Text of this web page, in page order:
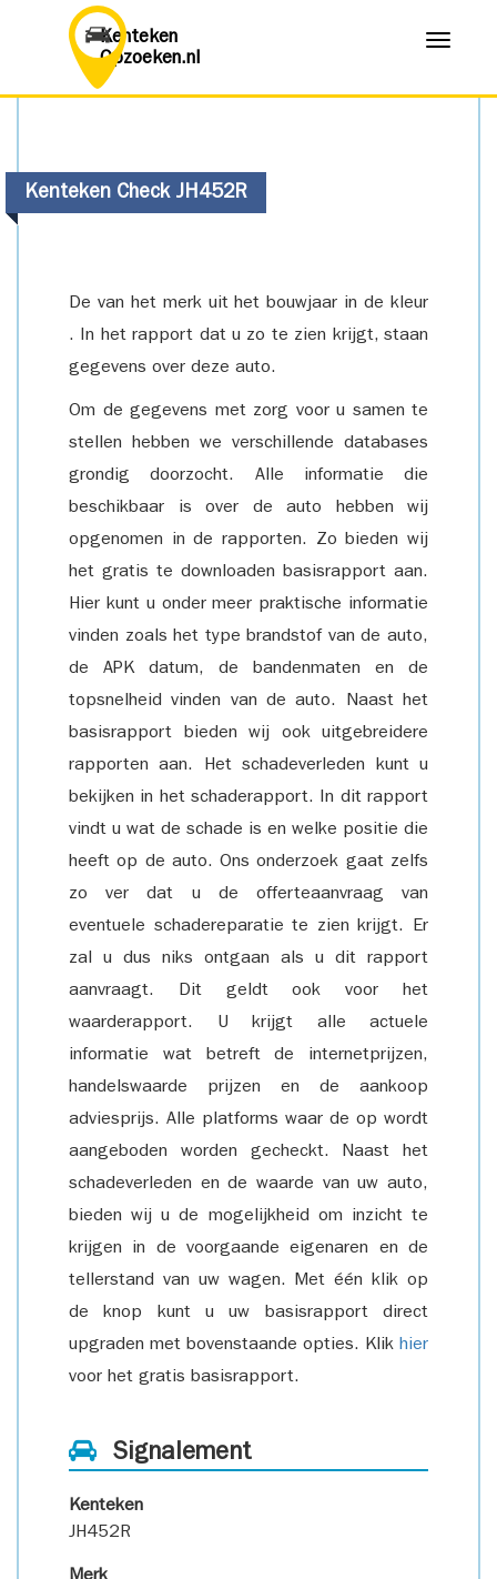
Kenteken
Opzoeken.nl
Menu
Kenteken Check JH452R
De van het merk uit het bouwjaar in de kleur
. In het rapport dat u zo te zien krijgt, staan
gegevens over deze auto.
Om de gegevens met zorg voor u samen te
stellen hebben we verschillende databases
grondig doorzocht. Alle informatie die
beschikbaar is over de auto hebben wij
opgenomen in de rapporten. Zo bieden wij
het gratis te downloaden basisrapport aan.
Hier kunt u onder meer praktische informatie
vinden zoals het type brandstof van de auto,
de APK datum, de bandenmaten en de
topsnelheid vinden van de auto. Naast het
basisrapport bieden wij ook uitgebreidere
rapporten aan. Het schadeverleden kunt u
bekijken in het schaderapport. In dit rapport
vindt u wat de schade is en welke positie die
heeft op de auto. Ons onderzoek gaat zelfs
zo ver dat u de offerteaanvraag van
eventuele schadereparatie te zien krijgt. Er
zal u dus niks ontgaan als u dit rapport
aanvraagt. Dit geldt ook voor het
waarderapport. U krijgt alle actuele
informatie wat betreft de internetprijzen,
handelswaarde prijzen en de aankoop
adviesprijs. Alle platforms waar de op wordt
aangeboden worden gecheckt. Naast het
schadeverleden en de waarde van uw auto,
bieden wij u de mogelijkheid om inzicht te
krijgen in de voorgaande eigenaren en de
tellerstand van uw wagen. Met één klik op
de knop kunt u uw basisrapport direct
upgraden met bovenstaande opties. Klik hier
voor het gratis basisrapport.
Signalement
Kenteken
JH452R